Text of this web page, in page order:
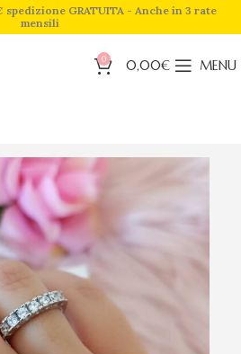
GRATUITA - Anche in 3 rate
mensili
0 0,00€ MENU